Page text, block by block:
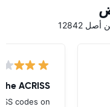
ACRISS
codes on